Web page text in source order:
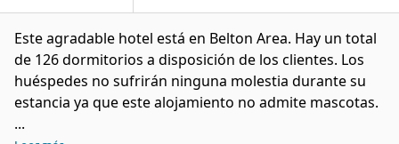
Este agradable hotel está en Belton Area. Hay un total
de 126 dormitorios a disposición de los clientes. Los
huéspedes no sufrirán ninguna molestia durante su
estancia ya que este alojamiento no admite mascotas.
...